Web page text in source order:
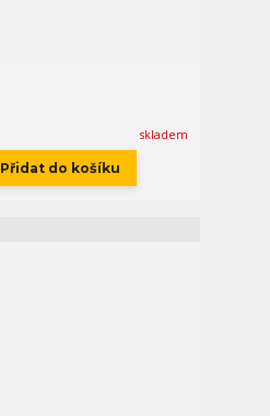
skladem
Přidat do košíku